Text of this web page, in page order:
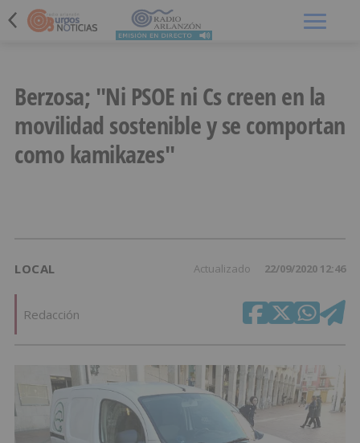
Berzosa; "Ni PSOE ni Cs creen en la
movilidad sostenible y se comportan
como kamikazes"
LOCAL Actualizado 22/09/2020 12:46
Redacción